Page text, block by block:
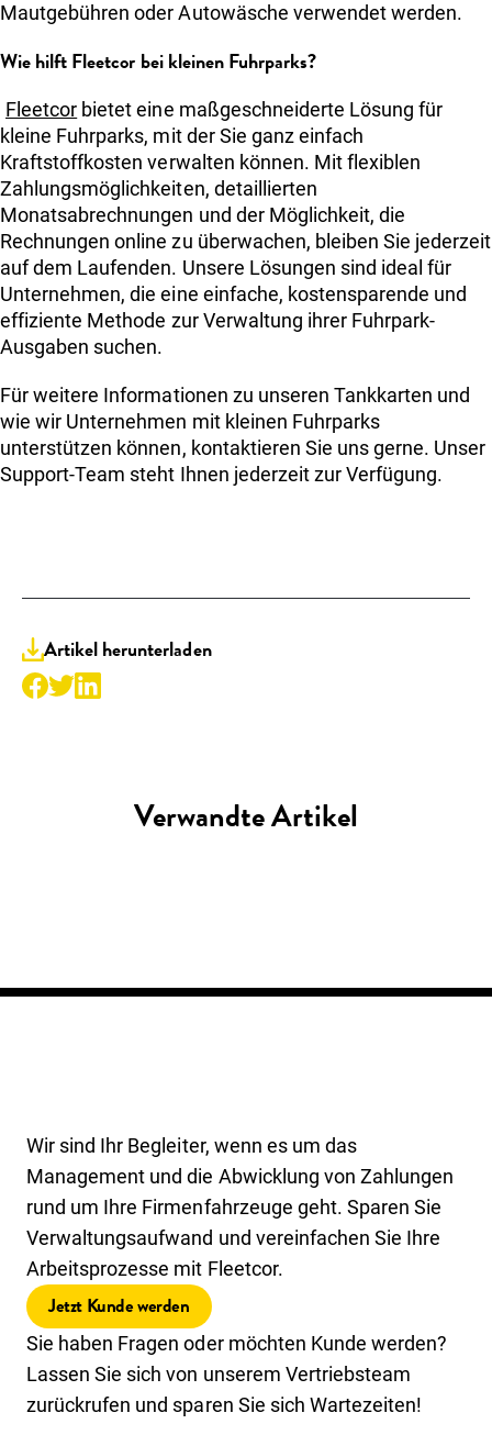
Mautgebühren oder Autowäsche verwendet werden.
Wie hilft Fleetcor bei kleinen Fuhrparks?
Fleetcor bietet eine maßgeschneiderte Lösung für
kleine Fuhrparks, mit der Sie ganz einfach
Kraftstoffkosten verwalten können. Mit flexiblen
Zahlungsmöglichkeiten, detaillierten
Monatsabrechnungen und der Möglichkeit, die
Rechnungen online zu überwachen, bleiben Sie jederzeit
auf dem Laufenden. Unsere Lösungen sind ideal für
Unternehmen, die eine einfache, kostensparende und
effiziente Methode zur Verwaltung ihrer Fuhrpark-
Ausgaben suchen.
Für weitere Informationen zu unseren Tankkarten und
wie wir Unternehmen mit kleinen Fuhrparks
unterstützen können, kontaktieren Sie uns gerne. Unser
Support-Team steht Ihnen jederzeit zur Verfügung.
Artikel herunterladen
Verwandte Artikel
Wir sind Ihr Begleiter, wenn es um das
Management und die Abwicklung von Zahlungen
rund um Ihre Firmenfahrzeuge geht. Sparen Sie
Verwaltungsaufwand und vereinfachen Sie Ihre
Arbeitsprozesse mit Fleetcor.
Jetzt Kunde werden
Sie haben Fragen oder möchten Kunde werden?
Lassen Sie sich von unserem Vertriebsteam
zurückrufen und sparen Sie sich Wartezeiten!